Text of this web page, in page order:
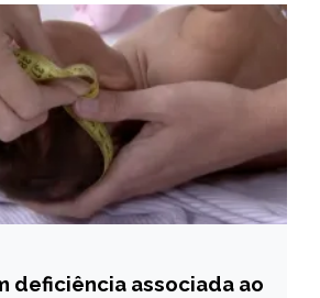
deficiência associada ao